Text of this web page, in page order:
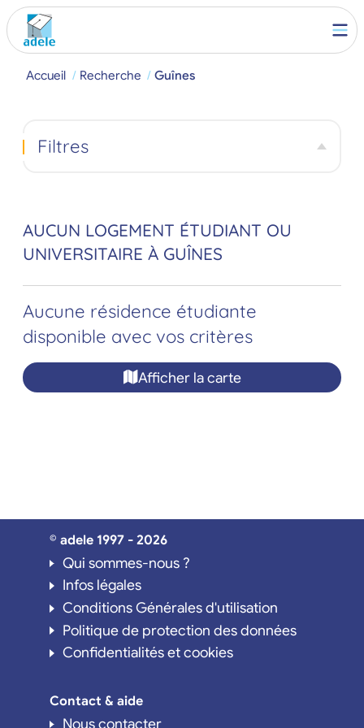
Accueil Recherche Guînes
AUCUN LOGEMENT ÉTUDIANT OU
UNIVERSITAIRE À GUÎNES
Aucune résidence étudiante
disponible avec vos critères
Afficher la carte
Filtres
© adele 1997 - 2026
Qui sommes-nous ?
Infos légales
Conditions Générales d'utilisation
Politique de protection des données
Confidentialités et cookies
Contact & aide
Nous contacter